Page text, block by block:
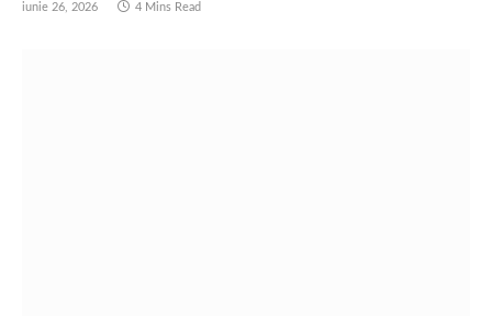
iunie 26, 2026 4 Mins Read